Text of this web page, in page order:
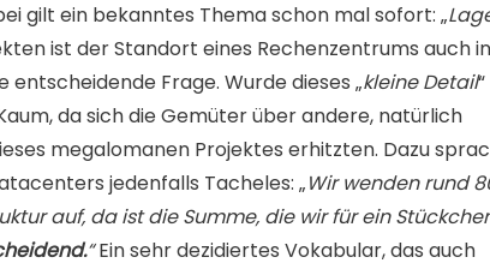
gilt ein bekanntes Thema schon mal sofort: „
ist der Standort eines Rechenzentrums auch in
Frage. Wurde dieses „kleine Detail“
da sich die Gemüter über andere, natürlich
megalomanen Projektes erhitzten. Dazu
jedenfalls Tacheles: „Wir wenden rund
auf, da ist die Summe, die wir für ein
“Ein sehr dezidiertes Vokabular, das auch